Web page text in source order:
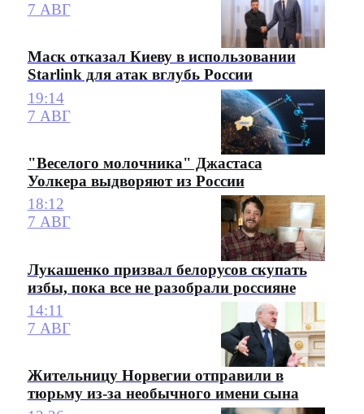
7 АВГ
Маск отказал Киеву в использовании
Starlink для атак вглубь России
19:14
7 АВГ
"Веселого молочника" Джастаса
Уолкера выдворяют из России
18:12
7 АВГ
Лукашенко призвал белорусов скупать
избы, пока все не разобрали россияне
14:11
7 АВГ
Жительницу Норвегии отправили в
тюрьму из-за необычного имени сына